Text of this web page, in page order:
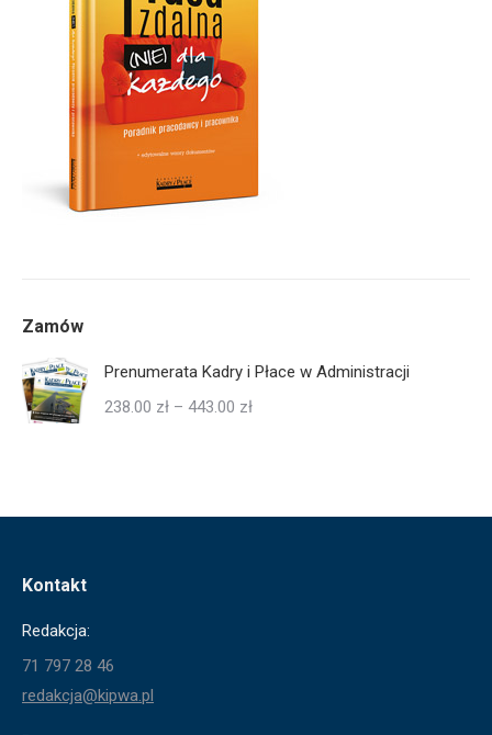
Zamów
Prenumerata Kadry i Płace w Administracji
238.00 zł – 443.00 złZakres
Kontakt
Redakcja:
71 797 28 46
redakcja@kipwa.pl